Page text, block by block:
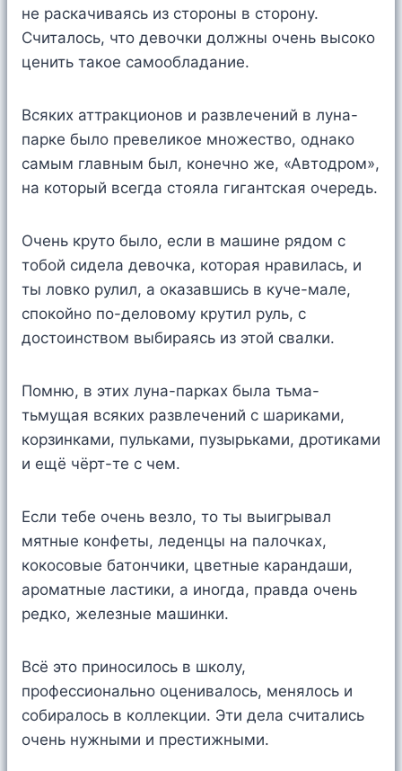
не раскачиваясь из стороны в сторону.
Считалось, что девочки должны очень высоко
ценить такое самообладание.
Всяких аттракционов и развлечений в луна-
парке было превеликое множество, однако
самым главным был, конечно же, «Автодром»,
на который всегда стояла гигантская очередь.
Очень круто было, если в машине рядом с
тобой сидела девочка, которая нравилась, и
ты ловко рулил, а оказавшись в куче-мале,
спокойно по-деловому крутил руль, с
достоинством выбираясь из этой свалки.
Помню, в этих луна-парках была тьма-
тьмущая всяких развлечений с шариками,
корзинками, пульками, пузырьками, дротиками
и ещё чёрт-те с чем.
Если тебе очень везло, то ты выигрывал
мятные конфеты, леденцы на палочках,
кокосовые батончики, цветные карандаши,
ароматные ластики, а иногда, правда очень
редко, железные машинки.
Всё это приносилось в школу,
профессионально оценивалось, менялось и
собиралось в коллекции. Эти дела считались
очень нужными и престижными.